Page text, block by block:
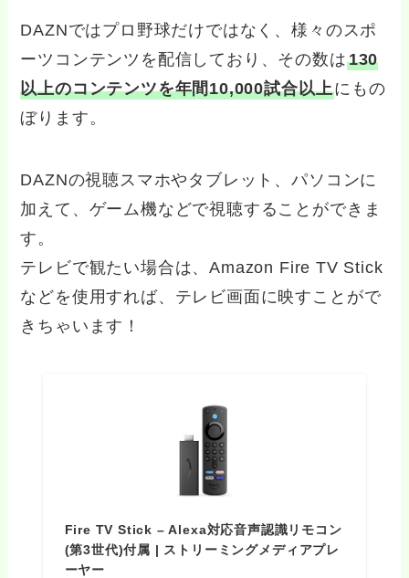
DAZNではプロ野球だけではなく、様々のスポ
ーツコンテンツを配信しており、その数は130
以上のコンテンツを年間10,000試合以上にもの
ぼります。
DAZNの視聴スマホやタブレット、パソコンに
加えて、ゲーム機などで視聴することができま
す。
テレビで観たい場合は、Amazon Fire TV Stick
などを使用すれば、テレビ画面に映すことがで
きちゃいます！
Fire TV Stick – Alexa対応音声認識リモコン
(第3世代)付属 | ストリーミングメディアプレ
ーヤー